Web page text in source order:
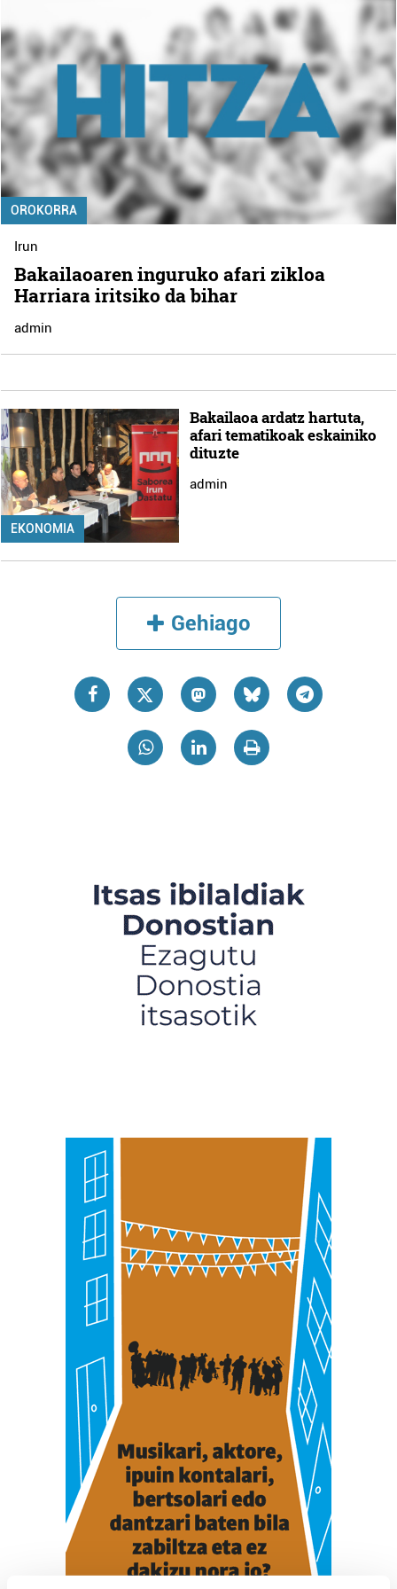
OROKORRA
Irun
Bakailaoaren inguruko afari zikloa
Harriara iritsiko da bihar
admin
EKONOMIA
Bakailaoa ardatz hartuta,
afari tematikoak eskainiko
dituzte
admin
Gehiago